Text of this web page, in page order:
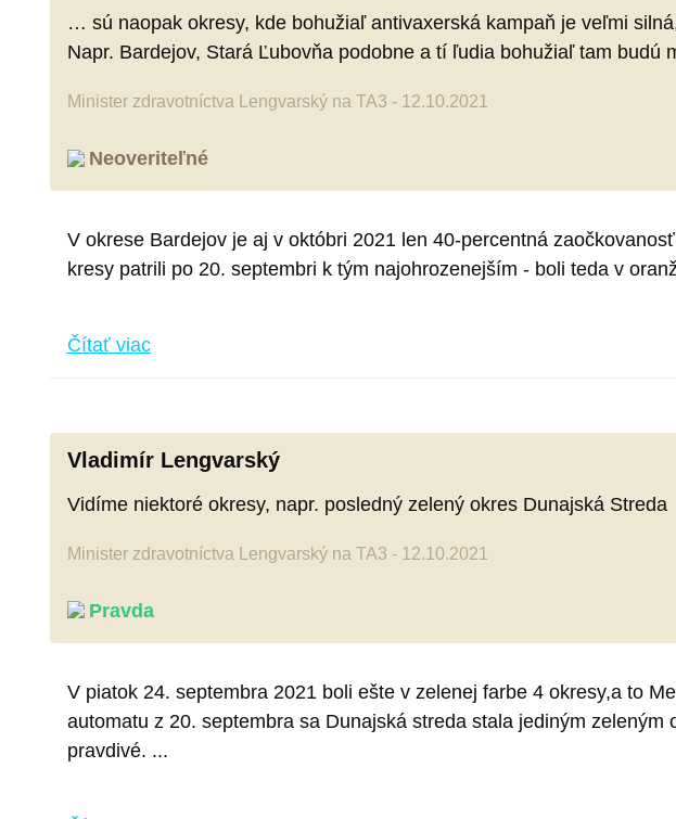
… sú naopak okresy, kde bohužiaľ antivaxerská kampaň je veľmi
Napr. Bardejov, Stará Ľubovňa podobne a tí ľudia bohužiaľ tam budú
Minister zdravotníctva Lengvarský na TA3 - 12.10.2021
Neoveriteľné
V okrese Bardejov je aj v októbri 2021 len 40-percentná
kresy patrili po 20. septembri k tým najohrozenejším - boli teda v
Čítať viac
Vladimír Lengvarský
Vidíme niektoré okresy, napr. posledný zelený okres Dunajská Streda
Minister zdravotníctva Lengvarský na TA3 - 12.10.2021
Pravda
V piatok 24. septembra 2021 boli ešte v zelenej farbe 4 okresy,a to
automatu z 20. septembra sa Dunajská streda stala jediným
pravdivé. ...